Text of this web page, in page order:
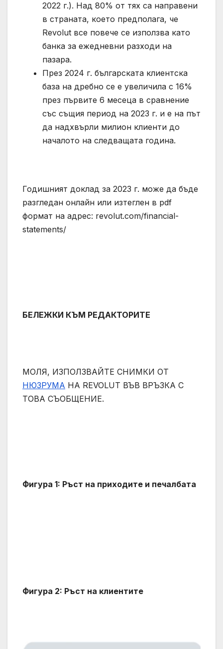
2022 г.). Над 80% от тях са направени
в страната, което предполага, че
Revolut все повече се използва като
банка за ежедневни разходи на
пазара.
През 2024 г. българската клиентска
база на дребно се е увеличила с 16%
през първите 6 месеца в сравнение
със същия период на 2023 г. и е на път
да надхвърли милион клиенти до
началото на следващата година.
Годишният доклад за 2023 г. може да бъде
разгледан онлайн или изтеглен в pdf
формат на адрес: revolut.com/financial-
statements/
БЕЛЕЖКИ КЪМ РЕДАКТОРИТЕ
МОЛЯ, ИЗПОЛЗВАЙТЕ СНИМКИ ОТ
НЮЗРУМА НА REVOLUT ВЪВ ВРЪЗКА С
ТОВА СЪОБЩЕНИЕ.
Фигура 1: Ръст на приходите и печалбата
Фигура 2: Ръст на клиентите